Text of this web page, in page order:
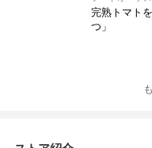
完熟トマト
つ」